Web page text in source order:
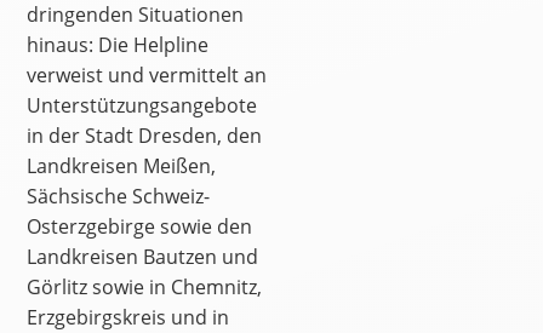
dringenden Situationen
hinaus: Die Helpline
verweist und vermittelt an
Unterstützungsangebote
in der Stadt Dresden, den
Landkreisen Meißen,
Sächsische Schweiz-
Osterzgebirge sowie den
Landkreisen Bautzen und
Görlitz sowie in Chemnitz,
Erzgebirgskreis und in